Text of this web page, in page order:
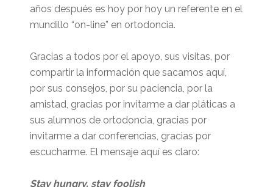
años después es hoy por hoy un referente en el
mundillo “on-line” en ortodoncia.
Gracias a todos por el apoyo, sus visitas, por
compartir la información que sacamos aquí,
por sus consejos, por su paciencia, por la
amistad, gracias por invitarme a dar pláticas a
sus alumnos de ortodoncia, gracias por
invitarme a dar conferencias, gracias por
escucharme. El mensaje aquí es claro:
Stay hungry, stay foolish